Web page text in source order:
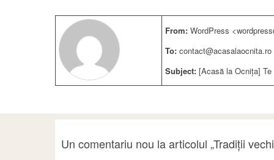
From: WordPress
To: contact@acasalaocnita.ro
Subject: [Acasă la Ocnița] Te
Un comentariu nou la articolul „Tradiții